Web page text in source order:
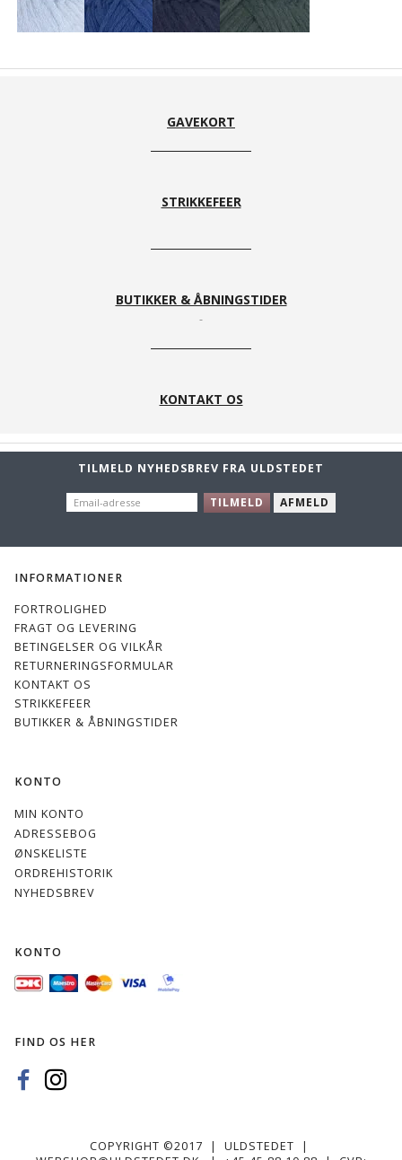
GAVEKORT
STRIKKEFEER
BUTIKKER & ÅBNINGSTIDER
KONTAKT OS
TILMELD NYHEDSBREV FRA ULDSTEDET
EMAIL-
ADRESSE
TILMELD AFMELD
INFORMATIONER
FORTROLIGHED
FRAGT OG LEVERING
BETINGELSER OG VILKÅR
RETURNERINGSFORMULAR
KONTAKT OS
STRIKKEFEER
BUTIKKER & ÅBNINGSTIDER
KONTO
MIN KONTO
ADRESSEBOG
ØNSKELISTE
ORDREHISTORIK
NYHEDSBREV
KONTO
FIND OS HER
COPYRIGHT ©2017 | ULDSTEDET |